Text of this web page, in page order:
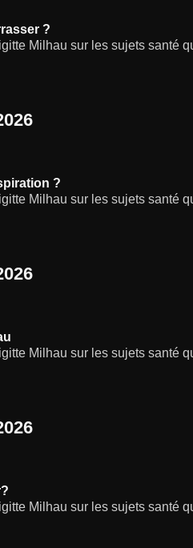
?
Milhau sur les sujets santé
?
Milhau sur les sujets santé
Milhau sur les sujets santé
Milhau sur les sujets santé